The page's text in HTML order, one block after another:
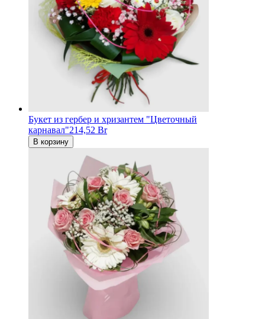
Букет из гербер и хризантем "Цветочный
карнавал"214,52 Br
В корзину